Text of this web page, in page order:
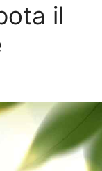
il